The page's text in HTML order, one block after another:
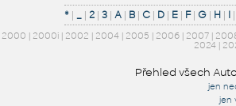
* | _ |2 |3 |A | B |C | D | E | F|G | H | I |
2000 | 2000i| 2002 | 2004| 2005 | 2006| 2007|
2024|
Přehled všech
jen
jen